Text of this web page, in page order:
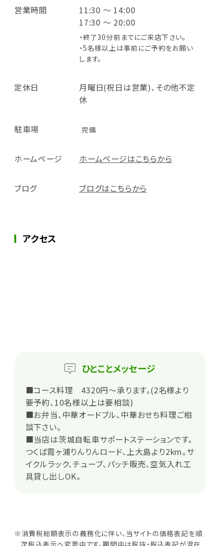
営業時間
11:30 ～ 14:00
17:30 ～ 20:00
・終了30分前までにご来店下さい。
・5名様以上は事前にご予約をお願い
します。
定休日
月曜日(祝日は営業)、その他不定
休
駐車場 完備
ホームページ ホームページはこちらから
ブログ ブログはこちらから
アクセス
ひとことメッセージ
■コース料理 4320円～承ります。(2名様より
要予約、10名様以上は要相談)
■お弁当、中華オードブル、中華おせち料理ご相
談下さい。
■当店は茨城自転車サポートステーションです。
つくば霞ヶ浦りんりんロード、上大島より2km。サ
イクルラック、チューブ、パッチ販売、空気入れ工
具貸し出しOK。
※消費税総額表示の義務化に伴い、当サイトの価格表記を順
次税込表示へ変更中です。期間中は税抜・税込表記が混在